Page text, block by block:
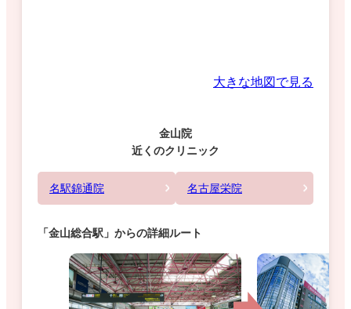
大きな地図で見る
金山院
近くのクリニック
名駅錦通院 名古屋栄院
「金山総合駅」からの詳細ルート